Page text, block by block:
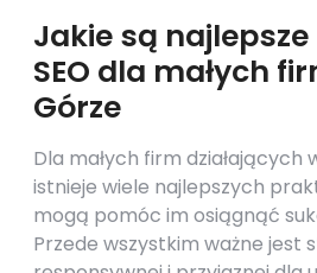
Jakie są
SEO dla małych
Górze
Dla małych firm działających
istnieje wiele najlepszych
mogą pomóc im osiągnąć
Przede wszystkim ważne jest